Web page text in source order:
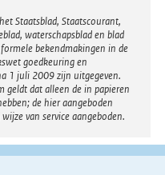
Staatsblad, Staatscourant,
waterschapsblad en blad
bekendmakingen in de
goedkeuring en
1 juli 2009 zijn uitgegeven.
geldt dat alleen de in papieren
de hier aangeboden
van service aangeboden.